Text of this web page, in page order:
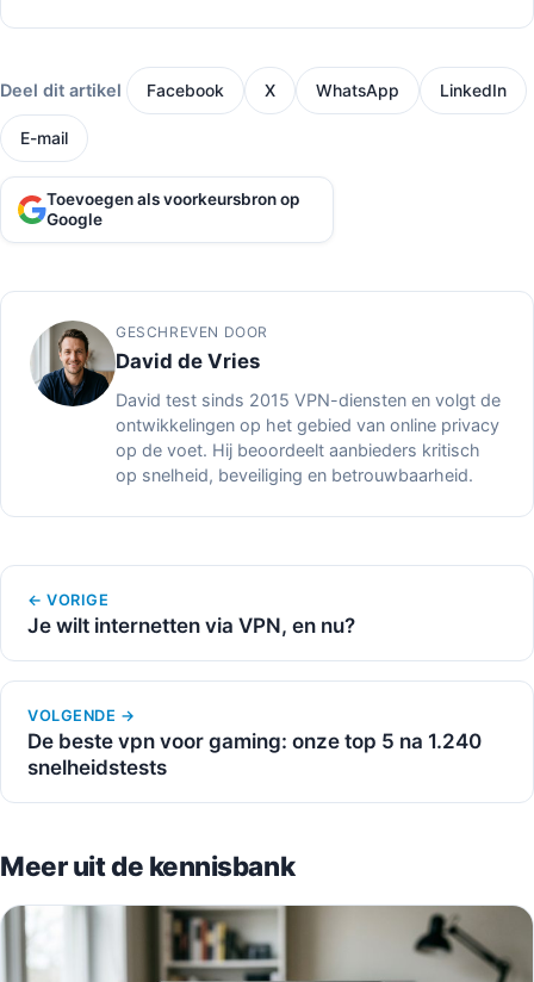
Deel dit artikel Facebook X WhatsApp LinkedIn
E-mail
Toevoegen als voorkeursbron op
Google
GESCHREVEN DOOR
David de Vries
David test sinds 2015 VPN-diensten en volgt de
ontwikkelingen op het gebied van online privacy
op de voet. Hij beoordeelt aanbieders kritisch
op snelheid, beveiliging en betrouwbaarheid.
← VORIGE
Je wilt internetten via VPN, en nu?
VOLGENDE →
De beste vpn voor gaming: onze top 5 na 1.240
snelheidstests
Meer uit de kennisbank